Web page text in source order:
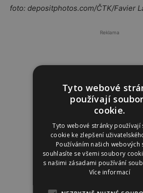
foto: depositphotos.com/ČTK/Favier
Reklama
Tyto webové
používají
cookie.
Tyto webové stránky
cookie ke zlepšení
Používáním našich webových
souhlasíte se všemi soubory
s našimi zásadami používání
Více informací